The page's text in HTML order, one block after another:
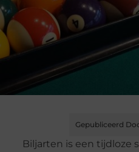
Gepubliceerd
Biljarten is een tijdloze